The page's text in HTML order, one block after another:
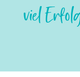
viel